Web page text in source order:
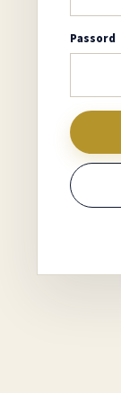
Passord